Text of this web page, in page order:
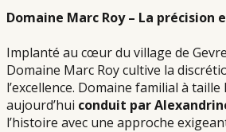
Domaine Marc Roy – La précision
Implanté au cœur du village de
Domaine Marc Roy cultive la
l’excellence. Domaine familial à
aujourd’hui conduit par
l’histoire avec une approche